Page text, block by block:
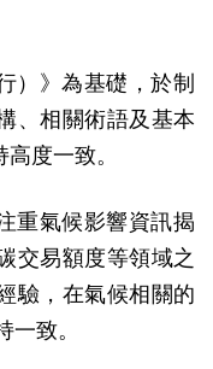
）》為基礎，於制
、相關術語及基本
度一致。
重氣候影響資訊揭
交易額度等領域之
驗，在氣候相關的
致。